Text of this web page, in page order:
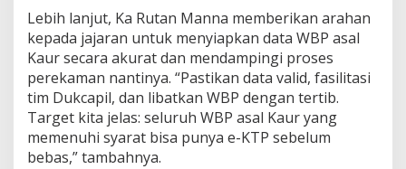
s
a
l
K
a
u
r
Lebih lanjut, Ka Rutan Manna memberikan arahan
kepada jajaran untuk menyiapkan data WBP asal
Kaur secara akurat dan mendampingi proses
perekaman nantinya. “Pastikan data valid, fasilitasi
tim Dukcapil, dan libatkan WBP dengan tertib.
Target kita jelas: seluruh WBP asal Kaur yang
memenuhi syarat bisa punya e-KTP sebelum
bebas,” tambahnya.